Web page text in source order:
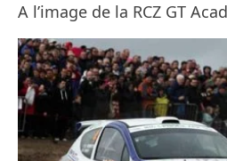
A l’image de la RCZ GT